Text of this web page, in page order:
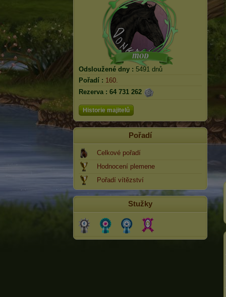
Odsloužené dny : 5491 dnů
Pořadí : 160.
Rezerva : 64 731 262
Historie majitelů
Pořadí
Celkové pořadí
Hodnocení plemene
Pořadí vítězství
Stužky